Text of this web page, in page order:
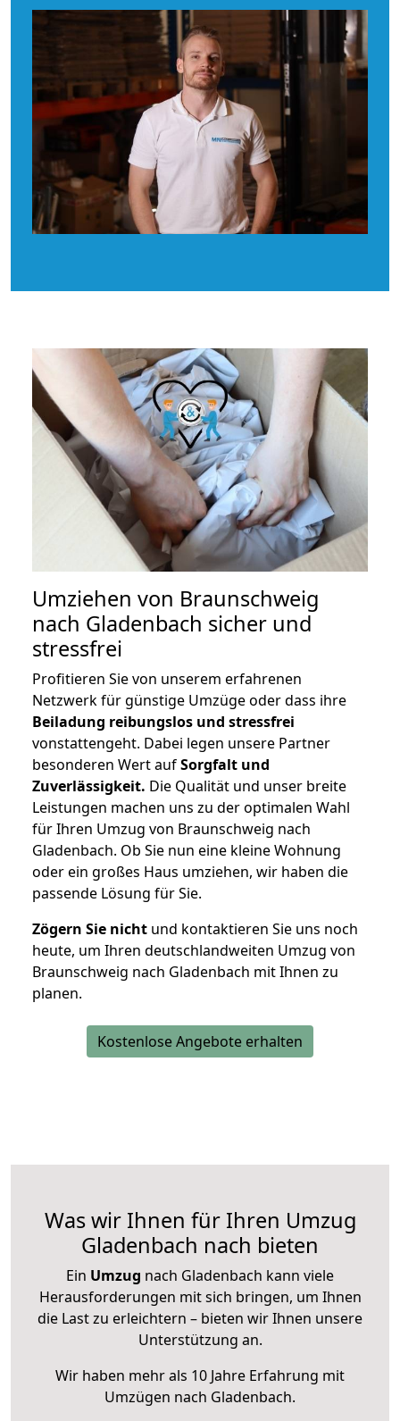
Umziehen von Braunschweig
nach Gladenbach sicher und
stressfrei
Profitieren Sie von unserem erfahrenen
Netzwerk für günstige Umzüge oder dass ihre
Beiladung reibungslos und stressfrei
vonstattengeht. Dabei legen unsere Partner
besonderen Wert aufSorgfalt und
Zuverlässigkeit. Die Qualität und unser breite
Leistungen machen uns zu der optimalen Wahl
für Ihren Umzug von Braunschweig nach
Gladenbach. Ob Sie nun eine kleine Wohnung
oder ein großes Haus umziehen, wir haben die
passende Lösung für Sie.
Zögern Sie nicht und kontaktieren Sie uns noch
heute, um Ihren deutschlandweiten Umzug von
Braunschweig nach Gladenbach mit Ihnen zu
planen.
Kostenlose Angebote erhalten
Was wir Ihnen für Ihren Umzug
Gladenbach nach bieten
Ein Umzug nach Gladenbach kann viele
Herausforderungen mit sich bringen, um Ihnen
die Last zu erleichtern – bieten wir Ihnen unsere
Unterstützung an.
Wir haben mehr als 10 Jahre Erfahrung mit
Umzügen nach Gladenbach.